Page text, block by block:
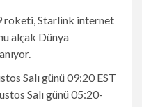
roketi, Starlink internet
alçak Dünya
Salı günü 09:20 EST
Salı günü 05:20-